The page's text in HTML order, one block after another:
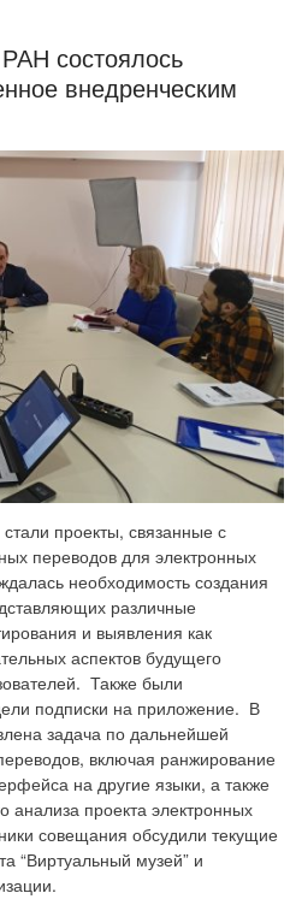
состоялось
внедренческим
проекты, связанные с
переводов для электронных
необходимость создания
различные
и выявления как
аспектов будущего
Также были
подписки на приложение. В
задача по дальнейшей
включая ранжирование
на другие языки, а также
анализа проекта электронных
совещания обсудили текущие
“Виртуальный музей” и